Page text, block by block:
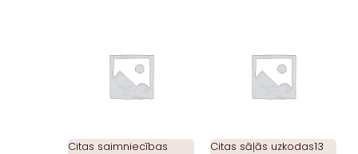
Citas saimniecības
Citas sāļās uzkodas13